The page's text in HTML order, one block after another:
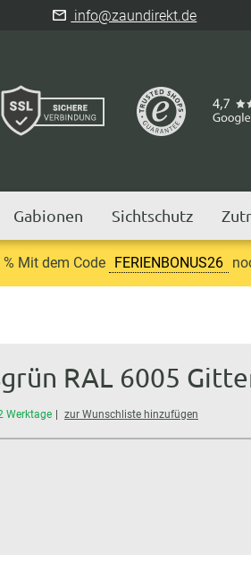
info@zaundirekt.de
Gabionen Sichtschutz
% Mit dem Code FERIENBONUS26
RAL 6005
Werktage zur Wunschliste hinzufügen